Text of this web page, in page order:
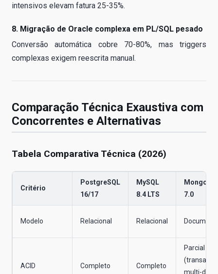
intensivos elevam fatura 25-35%.
8. Migração de Oracle complexa em PL/SQL pesado
Conversão automática cobre 70-80%, mas triggers
complexas exigem reescrita manual.
Comparação Técnica Exaustiva com
Concorrentes e Alternativas
Tabela Comparativa Técnica (2026)
Critério
PostgreSQL
16/17
MySQL
8.4 LTS
MongoDB
7.0
Modelo Relacional Relacional
ACID Completo Completo
Parcial
multi-doc